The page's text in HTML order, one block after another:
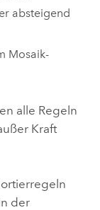
absteigend
Mosaik-
alle Regeln
Kraft
der